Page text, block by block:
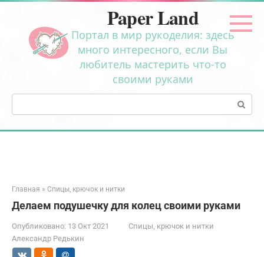
Перейти
контенту
Paper Land
Портал в мир рукоделия: здесь
много интересного, если Вы
любитель мастерить что-то
своими руками
Поиск:
Главная » Спицы, крючок и нитки
Делаем подушечку для колец своими руками
Опубликовано: 13 Окт 2021
Спицы, крючок и нитки
Александр Редькин